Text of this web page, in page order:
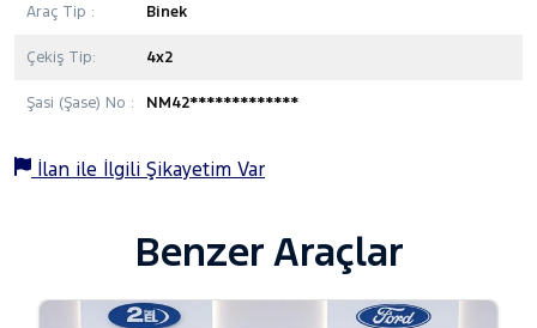
Araç Tip : Binek
Çekiş Tip: 4x2
Şasi (Şase) No : NM42*************
İlan ile İlgili Şikayetim Var
Benzer Araçlar